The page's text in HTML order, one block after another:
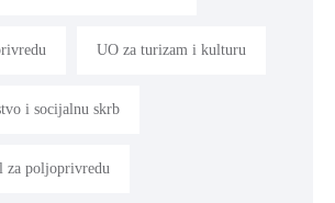
UO za turizam i kulturu
i socijalnu skrb
za poljoprivredu